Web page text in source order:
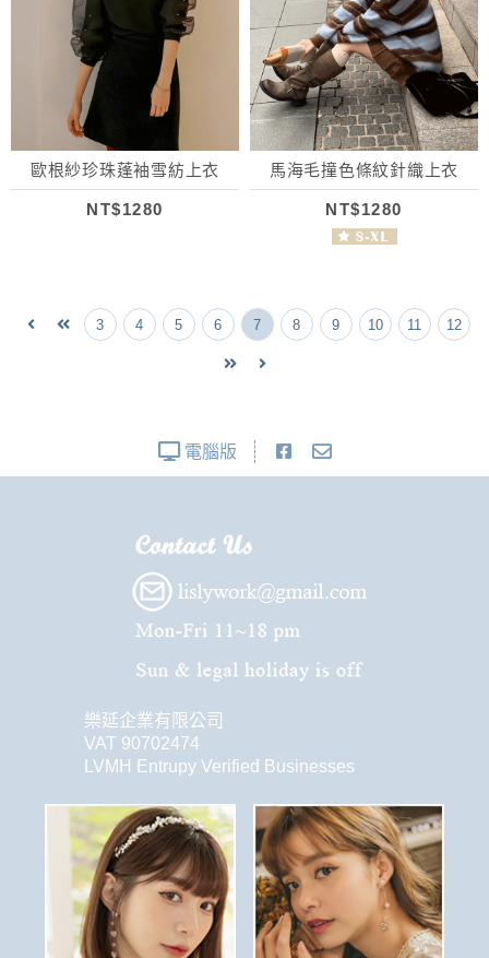
歐根紗珍珠蓬袖雪紡上衣
NT$1280
馬海毛撞色條紋針織上衣
NT$1280
3 4 5 6 7 8 9 10 11 12
電腦版
樂延企業有限公司
VAT 90702474
LVMH Entrupy Verified Businesses